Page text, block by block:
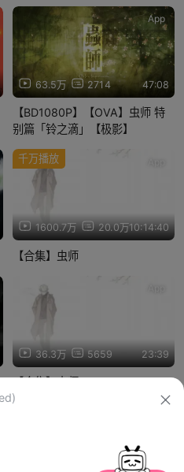
63.5万 2714 47:08
App
【BD1080P】【OVA】虫师 特
别篇「铃之滴」【极影】
1600.7万 20.0万10:14:40
千万播放
【合集】虫师
36.3万 5659 23:39
【合集】虫师 13
文【2019】3804-274号